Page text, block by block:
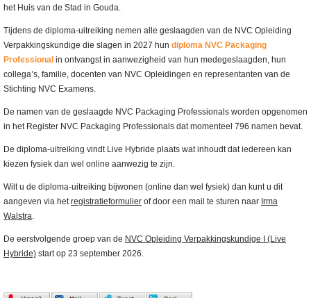
het Huis van de Stad in Gouda.
Tijdens de diploma-uitreiking nemen alle geslaagden van de NVC Opleiding
Verpakkingskundige die slagen in 2027 hun diploma NVC Packaging
Professional in ontvangst in aanwezigheid van hun medegeslaagden, hun
collega’s, familie, docenten van NVC Opleidingen en representanten van de
Stichting NVC Examens.
De namen van de geslaagde NVC Packaging Professionals worden opgenomen
in het Register NVC Packaging Professionals dat momenteel 796 namen bevat.
De diploma-uitreiking vindt Live Hybride plaats wat inhoudt dat iedereen kan
kiezen fysiek dan wel online aanwezig te zijn.
Wilt u de diploma-uitreiking bijwonen (online dan wel fysiek) dan kunt u dit
aangeven via het registratieformulier of door een mail te sturen naar Irma
Walstra
De eerstvolgende groep van de NVC Opleiding Verpakkingskundige I (Live
Hybride) start op 23 september 2026.